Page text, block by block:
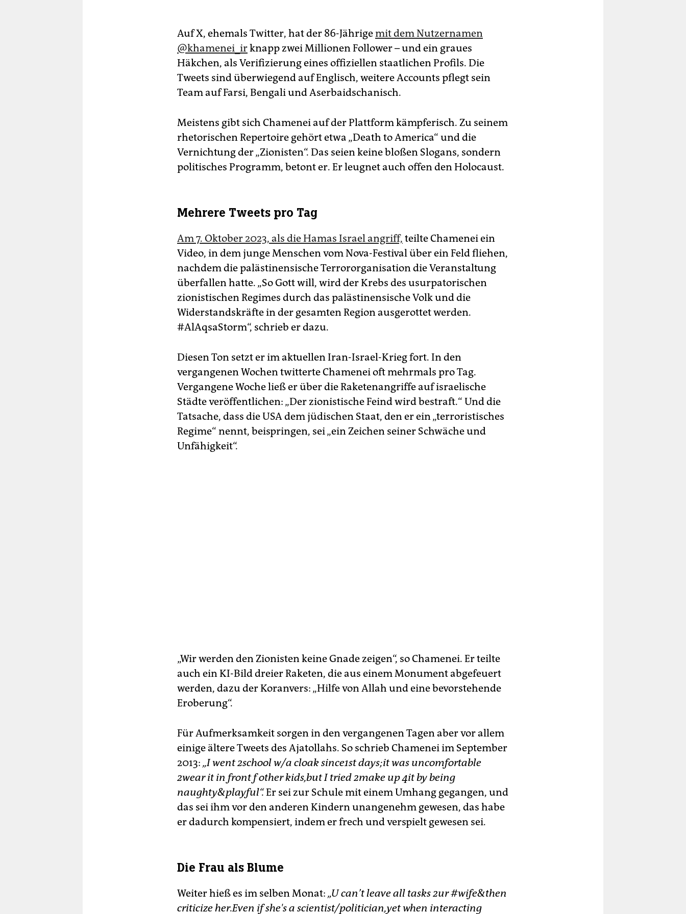
Auf X, ehemals Twitter, hat der 86-Jährigemit dem Nutzernamen
@khamenei_irknapp zwei Millionen Follower – und ein graues
Häkchen, als Verifizierung eines offiziellen staatlichen Profils. Die
Tweets sind überwiegend auf Englisch, weitere Accounts pflegt sein
Team auf Farsi, Bengali und Aserbaidschanisch.
Meistens gibt sich Chamenei auf der Plattform kämpferisch. Zu seinem
rhetorischen Repertoire gehört etwa „Death to America“ und die
Vernichtung der „Zionisten“. Das seien keine bloßen Slogans, sondern
politisches Programm, betont er. Er leugnet auch offen den Holocaust.
Mehrere Tweets pro Tag
Am 7. Oktober 2023, als die Hamas Israel angriff, teilte Chamenei ein
Video, in dem junge Menschen vom Nova-Festival über ein Feld fliehen,
nachdem die palästinensische Terrororganisation die Veranstaltung
überfallen hatte. „So Gott will, wird der Krebs des usurpatorischen
zionistischen Regimes durch das palästinensische Volk und die
Widerstandskräfte in der gesamten Region ausgerottet werden.
#AlAqsaStorm“, schrieb er dazu.
Diesen Ton setzt er im aktuellen Iran-Israel-Krieg fort. In den
vergangenen Wochen twitterte Chamenei oft mehrmals pro Tag.
Vergangene Woche ließ er über die Raketenangriffe auf israelische
Städte veröffentlichen: „Der zionistische Feind wird bestraft.“ Und die
Tatsache, dass die USA dem jüdischen Staat, den er ein „terroristisches
Regime“ nennt, beispringen, sei „ein Zeichen seiner Schwäche und
Unfähigkeit“.
„Wir werden den Zionisten keine Gnade zeigen“, so Chamenei. Er teilte
auch ein KI-Bild dreier Raketen, die aus einem Monument abgefeuert
werden, dazu der Koranvers: „Hilfe von Allah und eine bevorstehende
Eroberung“.
Für Aufmerksamkeit sorgen in den vergangenen Tagen aber vor allem
einige ältere Tweets des Ajatollahs. So schrieb Chamenei im September
2013: „I went 2school w/a cloak since1st days;it was uncomfortable
2wear it in front f other kids,but I tried 2make up 4it by being
naughty&playful“.Er sei zur Schule mit einem Umhang gegangen, und
das sei ihm vor den anderen Kindern unangenehm gewesen, das habe
er dadurch kompensiert, indem er frech und verspielt gewesen sei.
Die Frau als Blume
Weiter hieß es im selben Monat: „U can’t leave all tasks 2ur #wife&then
criticize her.Even if she's a scientist/politician,yet when interacting